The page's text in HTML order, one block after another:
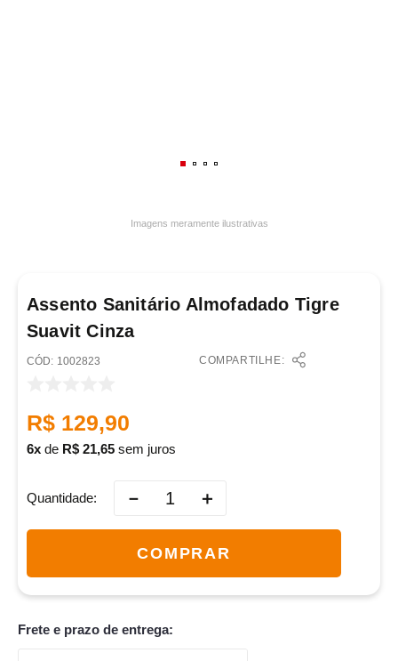
Imagens meramente ilustrativas
Assento Sanitário Almofadado Tigre
Suavit Cinza
: 1002823 COMPARTILHE:
R$ 129,90
6 de R$ 21,65 sem juros
Quantidade ＋
－
COMPRAR
Frete e prazo de entrega: